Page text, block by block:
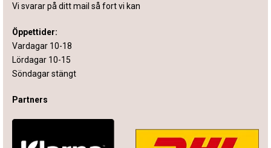
Vi svarar på ditt mail så fort vi kan
Öppettider:
Vardagar 10-18
Lördagar 10-15
Söndagar stängt
Partners